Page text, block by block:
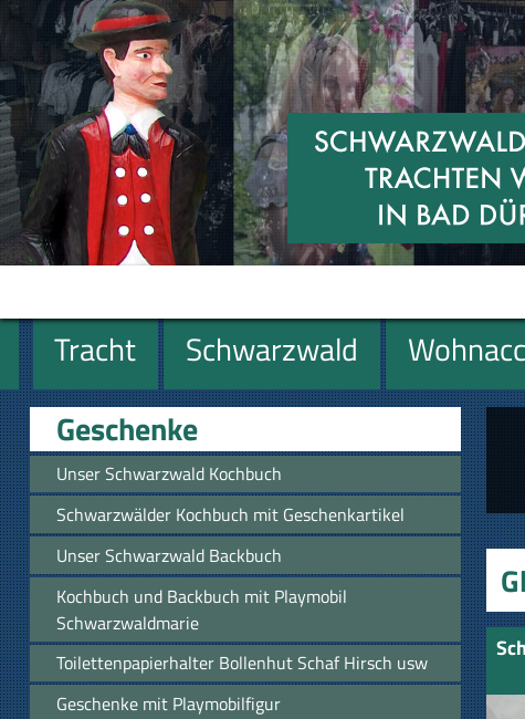
Tracht Schwarzwald
Geschenke
Geschenke
Unser Schwarzwald Kochbuch
Schwarzwälder Kochbuch mit Geschenkartikel
Unser Schwarzwald Backbuch
Kochbuch und Backbuch mit Playmobil
Schwarzwaldmarie
Toilettenpapierhalter Bollenhut Schaf Hirsch usw
Geschenke mit Playmobilfigur